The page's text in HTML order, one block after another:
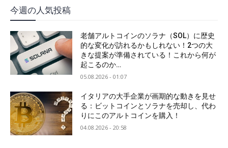
今週の人気投稿
老舗アルトコインのソラナ（SOL）に歴史
的な変化が訪れるかもしれない！2つの大
きな提案が準備されている！これから何が
起こるのか…
05.08.2026 - 01:07
イタリアの大手企業が画期的な動きを見せ
る：ビットコインとソラナを売却し、代わ
りにこのアルトコインを購入！
04.08.2026 - 20:58